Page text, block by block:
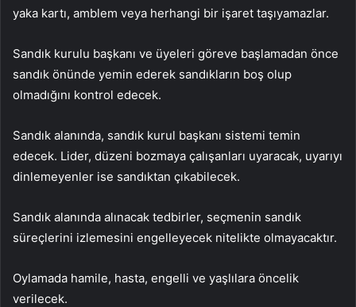
yaka kartı, amblem veya herhangi bir işaret taşıyamazlar.
Sandık kurulu başkanı ve üyeleri göreve başlamadan önce
sandık önünde yemin ederek sandıkların boş olup
olmadığını kontrol edecek.
Sandık alanında, sandık kurul başkanı sistemi temin
edecek. Lider, düzeni bozmaya çalışanları uyaracak, uyarıyı
dinlemeyenler ise sandıktan çıkabilecek.
Sandık alanında alınacak tedbirler, seçmenin sandık
süreçlerini izlemesini engelleyecek nitelikte olmayacaktır.
Oylamada hamile, hasta, engelli ve yaşlılara öncelik
verilecek.